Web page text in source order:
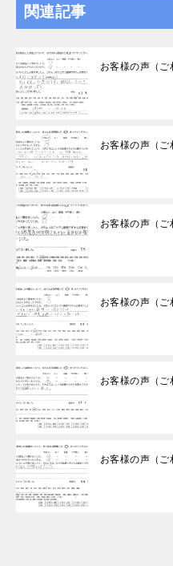
関連記事
お客様の声（ご
お客様の声（ご
お客様の声（ご
お客様の声（ご
お客様の声（ご
お客様の声（ご